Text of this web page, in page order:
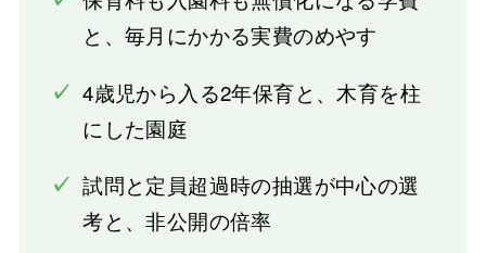
と、毎月にかかる実費のめやす
✓ 4歳児から入る2年保育と、木育を柱
にした園庭
✓ 試問と定員超過時の抽選が中心の選
考と、非公開の倍率